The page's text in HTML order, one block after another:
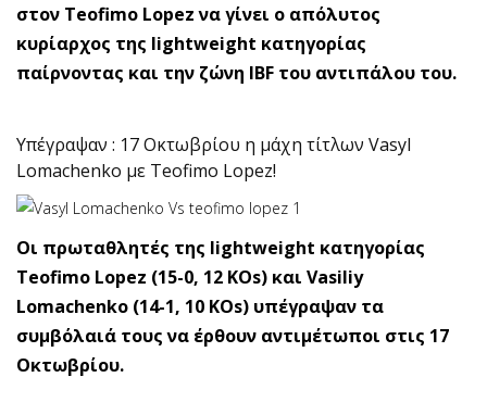
στον Teofimo Lopez να γίνει ο απόλυτος
κυρίαρχος της lightweight κατηγορίας
παίρνοντας και την ζώνη IBF του αντιπάλου του.
Υπέγραψαν : 17 Οκτωβρίου η μάχη τίτλων Vasyl
Lomachenko με Teofimo Lopez!
Oι πρωταθλητές της lightweight κατηγορίας
Teofimo Lopez (15-0, 12 KOs) και Vasiliy
Lomachenko (14-1, 10 KOs) υπέγραψαν τα
συμβόλαιά τους να έρθουν αντιμέτωποι στις 17
Οκτωβρίου.